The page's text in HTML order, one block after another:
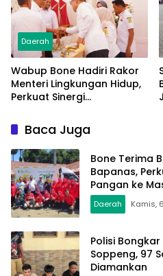
Daerah
Wabup Bone Hadiri Rakor
Menteri Lingkungan Hidup,
Perkuat Sinergi
ModernBaca Juga
Bone Terima
Bapanas,
Pangan ke
Daerah Kamis,
Polisi
Soppeng, 97
Diamankan